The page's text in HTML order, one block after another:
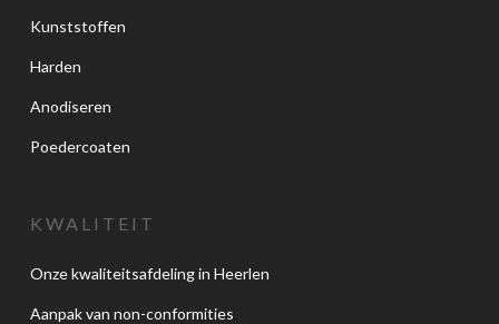
Kunststoffen
Harden
Anodiseren
Poedercoaten
KWALITEIT
Onze kwaliteitsafdeling in Heerlen
Aanpak van non-conformities